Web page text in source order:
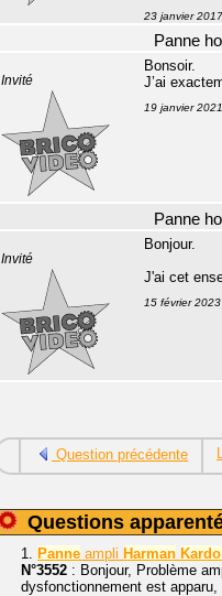
23 janvier
Panne
Invité
Bonsoir.
J’ai
19 janvier
Panne
Invité
Bonjour.
J'ai cet
15 février
Question précédente
Questions
1. Panne ampli Harman
N°3552 : Bonjour, Problème
dysfonctionnement est apparu,